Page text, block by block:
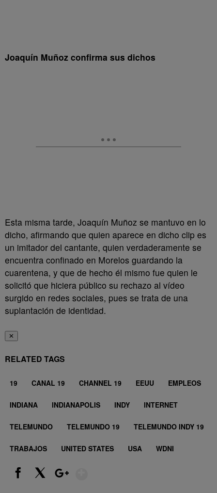
Joaquín Muñoz confirma sus dichos
Esta misma tarde, Joaquín Muñoz se mantuvo en lo
dicho, afirmando que quien aparece en dicho clip es
un imitador del cantante, quien verdaderamente se
encuentra confinado en Morelos guardando la
cuarentena, y que de hecho él mismo fue quien le
solicitó que hiciera público su rechazo al vídeo
surgido en redes sociales, pues se trata de una
suplantación de identidad.
✕
RELATED TAGS
19 CANAL 19 CHANNEL 19 EEUU EMPLEOS
INDIANA INDIANAPOLIS INDY INTERNET
TELEMUNDO TELEMUNDO 19 TELEMUNDO INDY 19
TRABAJOS UNITED STATES USA WDNI